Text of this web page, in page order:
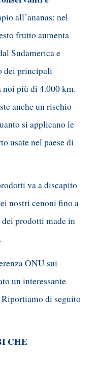
all’ananas: nel
frutto aumenta
Sudamerica e
dei principali
più di 4.000 km.
anche un rischio
si applicano le
usate nel paese di
va a discapito
nostri cenoni fino a
prodotti made in
ONU sui
un interessante
di seguito
CHE